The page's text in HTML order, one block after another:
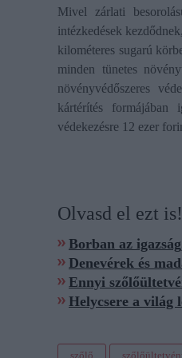
Mivel zárlati
intézkedések
kilométeres sugarú
minden tünetes
növényvédőszeres
kártérítés formájában
védekezésre 12 ezer
Olvasd el ezt is!
Borban az
Denevérek és
Ennyi
Helycsere a világ
szőlő